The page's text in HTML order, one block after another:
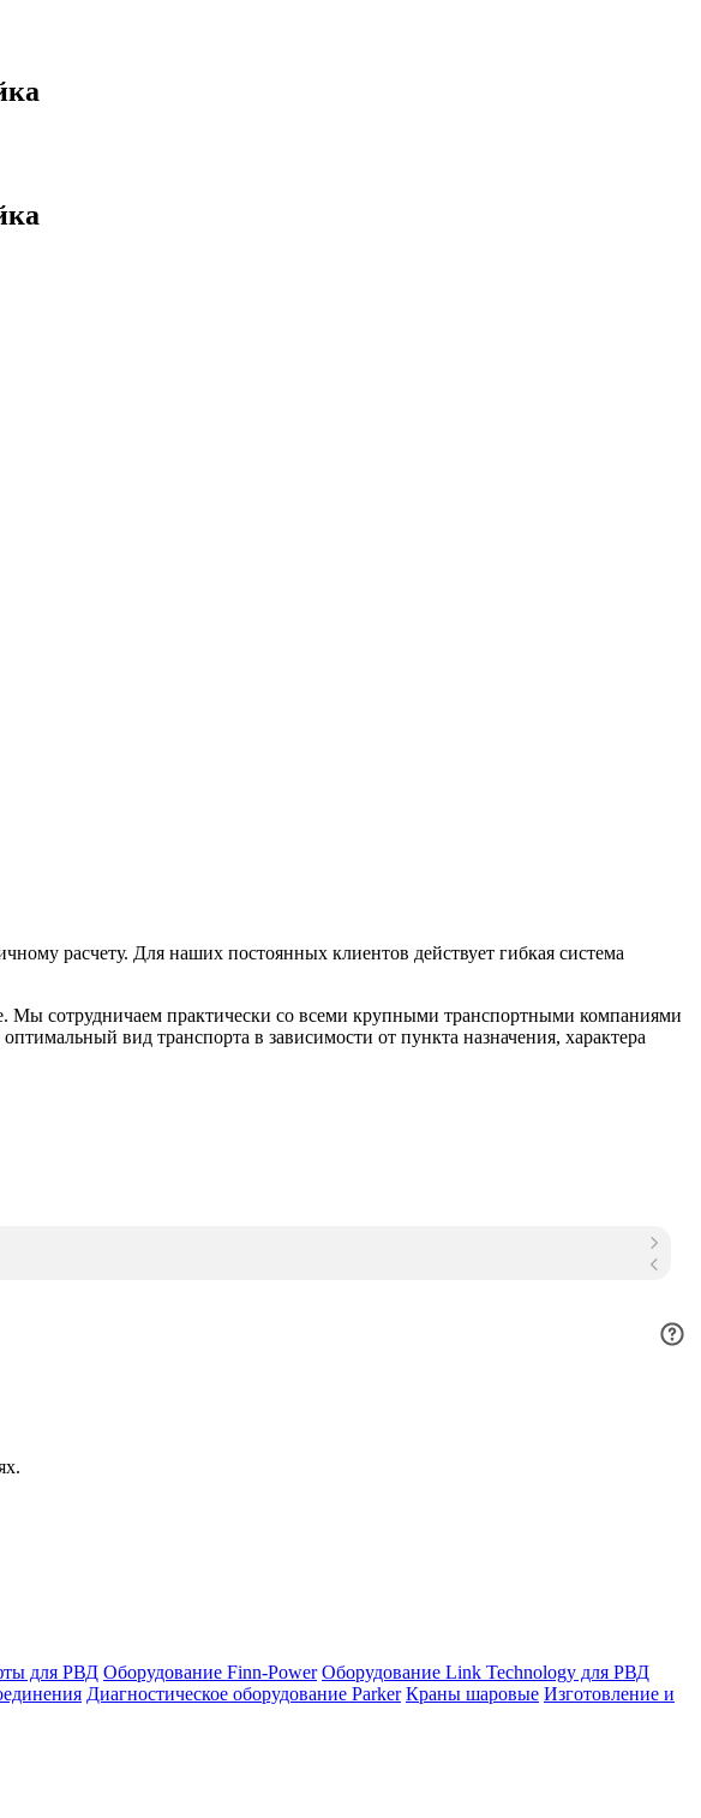
расчету. Для наших постоянных клиентов действует гибкая система
Мы сотрудничаем практически со всеми крупными транспортными компаниями
вид транспорта в зависимости от пункта назначения, характера
для РВД Оборудование Finn-Power Оборудование Link Technology для РВД
Диагностическое оборудование Parker Краны шаровые Изготовление и